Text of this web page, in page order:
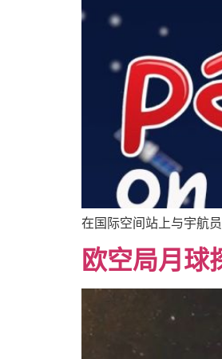
在国际空间站上与宇航
欧空局月球